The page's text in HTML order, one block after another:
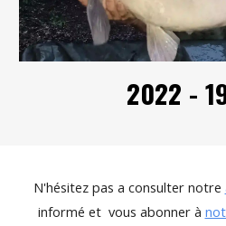
2022 -
N'hésitez pas a consulter notre
informé et vous abonner à